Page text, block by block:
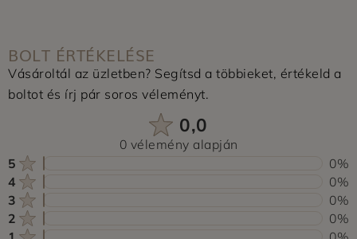
BOLT ÉRTÉKELÉSE
Vásároltál az üzletben? Segítsd a többieket, értékeld a
boltot és írj pár soros véleményt.
0,0
0 vélemény alapján
5
0%
4
0%
3
0%
2
0%